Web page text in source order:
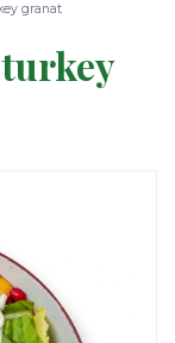
granat
turkey